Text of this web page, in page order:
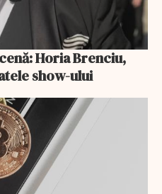
show-ului